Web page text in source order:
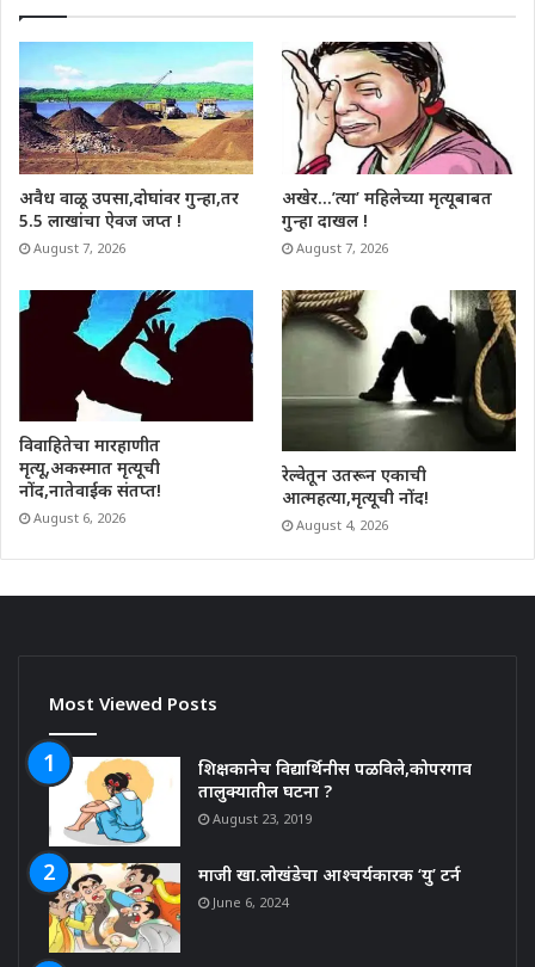
अवैध वाळू उपसा,दोघांवर गुन्हा,तर
5.5 लाखांचा ऐवज जप्त !
August 7, 2026
अखेर…’त्या’ महिलेच्या मृत्यूबाबत
गुन्हा दाखल !
August 7, 2026
विवाहितेचा मारहाणीत
मृत्यू,अकस्मात मृत्यूची
नोंद,नातेवाईक संतप्त!
August 6, 2026
रेल्वेतून उतरून एकाची
आत्महत्या,मृत्यूची नोंद!
August 4, 2026
Most Viewed Posts
शिक्षकानेच विद्यार्थिनीस पळविले,कोपरगाव
तालुक्यातील घटना ?
August 23, 2019
माजी खा.लोखंडेचा आश्चर्यकारक ‘यु’ टर्न
June 6, 2024